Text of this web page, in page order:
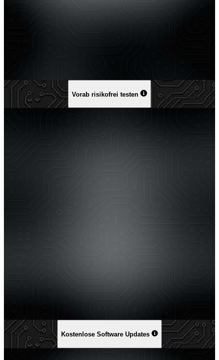
Vorab risikofrei testen
Kostenlose Software Updates